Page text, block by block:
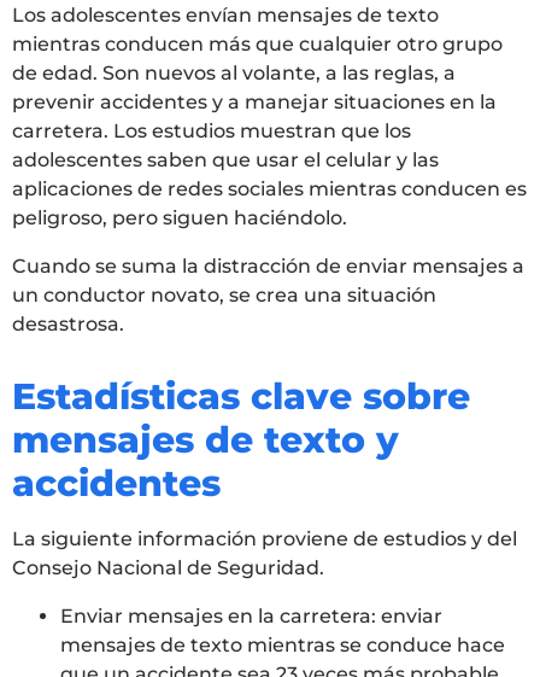
Los adolescentes envían mensajes de texto
mientras conducen más que cualquier otro grupo
de edad. Son nuevos al volante, a las reglas, a
prevenir accidentes y a manejar situaciones en la
carretera. Los estudios muestran que los
adolescentes saben que usar el celular y las
aplicaciones de redes sociales mientras conducen es
peligroso, pero siguen haciéndolo.
Cuando se suma la distracción de enviar mensajes a
un conductor novato, se crea una situación
desastrosa.
Estadísticas clave sobre
mensajes de texto y
accidentes
La siguiente información proviene de estudios y del
Consejo Nacional de Seguridad.
Enviar mensajes en la carretera: enviar
mensajes de texto mientras se conduce hace